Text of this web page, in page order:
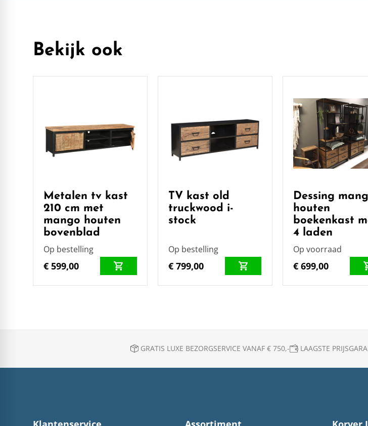
Bekijk ook
Metalen tv kast
210 cm met
mango houten
bovenblad
Op bestelling
€ 599,00
TV kast old
truckwood i-
stock
Op bestelling
€ 799,00
Dessing
houten
boekenkast
4 laden
Op voorraad
€ 699,00
GRATIS LUXE BEZORGSERVICE VANAF € 750,- LAAGSTE